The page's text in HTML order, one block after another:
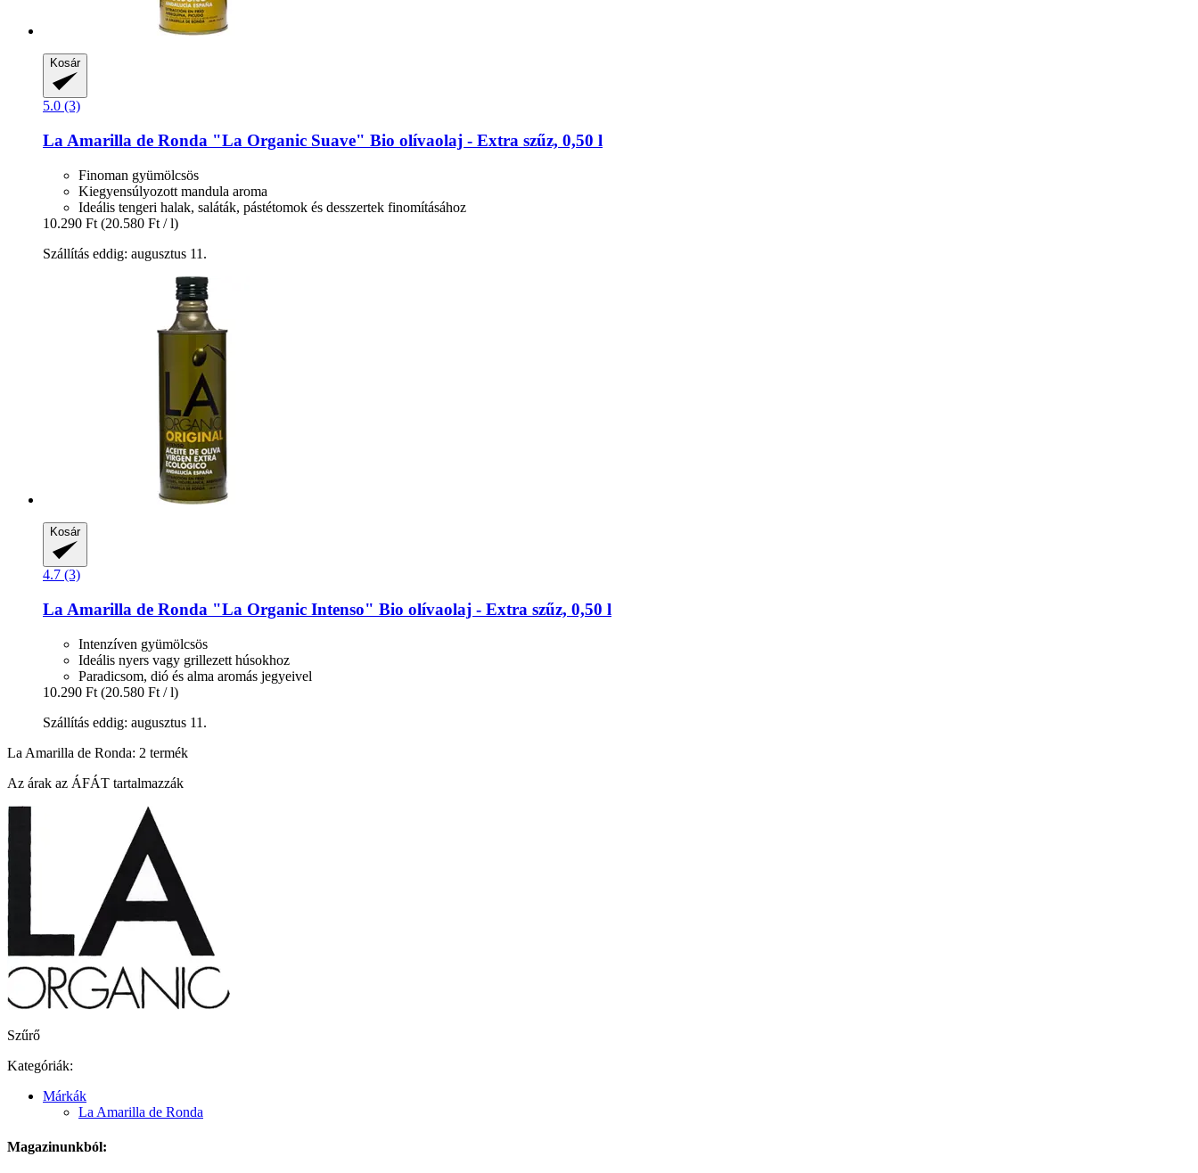
Kosár
5.0 (3)
La Amarilla de Ronda "La Organic Suave" Bio olívaolaj -​ Extra szűz, 0,50 l
Finoman gyümölcsös
Kiegyensúlyozott mandula aroma
Ideális tengeri halak, saláták, pástétomok és desszertek finomításához
10.290 Ft (20.580 Ft / l)
Szállítás eddig: augusztus 11.
Kosár
4.7 (3)
La Amarilla de Ronda "La Organic Intenso" Bio olívaolaj -​ Extra szűz, 0,50 l
Intenzíven gyümölcsös
Ideális nyers vagy grillezett húsokhoz
Paradicsom, dió és alma aromás jegyeivel
10.290 Ft (20.580 Ft / l)
Szállítás eddig: augusztus 11.
La Amarilla de Ronda: 2 termék
Az árak az ÁFÁT tartalmazzák
Szűrő
Kategóriák:
Márkák
La Amarilla de Ronda
Magazinunkból: